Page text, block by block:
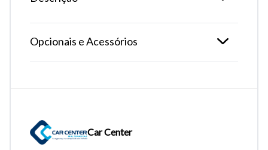
Opcionais e Acessórios
Car Center